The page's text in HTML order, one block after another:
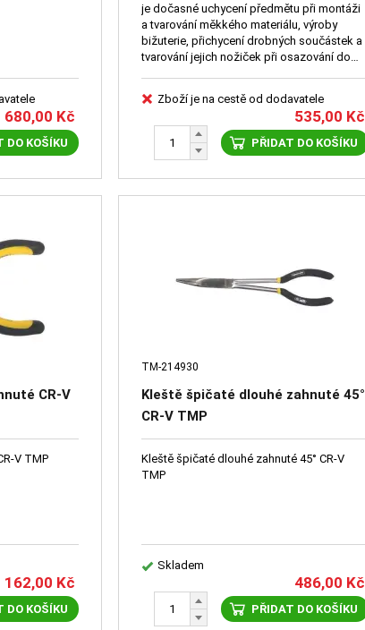
680,00 Kč
DO KOŠÍKU
je dočasné uchycení předmětu při montáži
a tvarování měkkého materiálu, výroby
bižuterie, přichycení drobných součástek a
tvarování jejich nožiček při osazování do
Zboží je na cestě od dodavatele
535,00 Kč
PŘIDAT DO KOŠÍKU
CR-V
V TMP
162,00 Kč
DO KOŠÍKU
TM-214930
Kleště špičaté dlouhé zahnuté 45°
CR-V TMP
Kleště špičaté dlouhé zahnuté 45° CR-V
TMP
Skladem
486,00 Kč
PŘIDAT DO KOŠÍKU